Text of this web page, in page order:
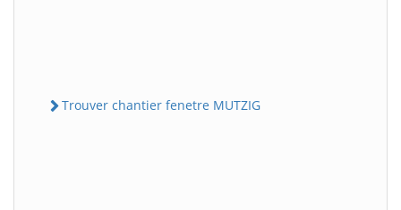
Trouver chantier fenetre MUTZIG